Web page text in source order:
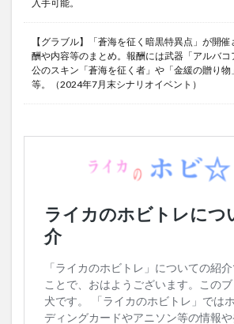
入手可能。
【グラブル】「蒼海を征く暗黒特異点」が開
酬や内容等のまとめ。報酬には武器「アルバコ
公のスキン「蒼海を征く者」や「金緩の贈り物
等。（2024年7月末シナリオイベント）